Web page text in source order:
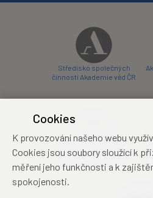
Středisko společných
činností Akademie věd ČR
konferenční centrum
Cookies
K provozování našeho webu
Cookies jsou soubory sloužící k
měření jeho funkčnosti a k
spokojenosti.